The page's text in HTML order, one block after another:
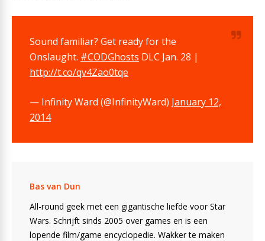
Sound familiar? Get ready for the
Onslaught. #CODGhosts DLC Jan. 28 |
http://t.co/qv4Zao0tqe
— Infinity Ward (@InfinityWard) January 12,
2014
Bas van Dun
All-round geek met een gigantische liefde voor Star
Wars. Schrijft sinds 2005 over games en is een
lopende film/game encyclopedie. Wakker te maken